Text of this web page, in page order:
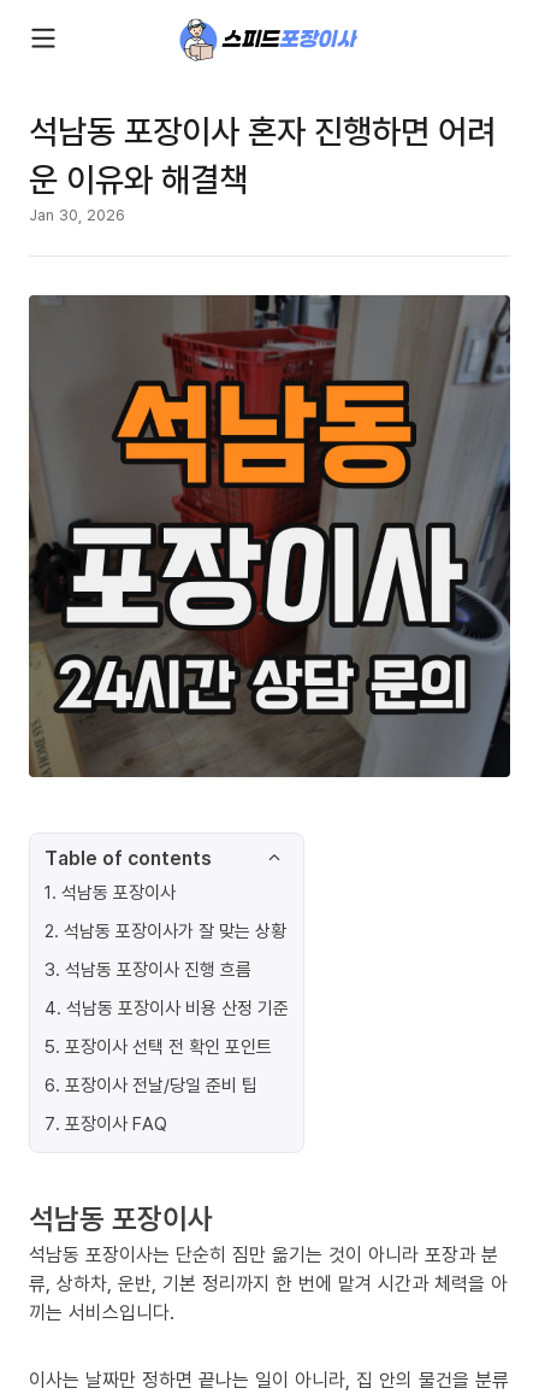
석남동 포장이사 혼자 진행하면 어려
운 이유와 해결책
Jan 30, 2026
Table of contents
1. 석남동 포장이사
2. 석남동 포장이사가 잘 맞는 상황
3. 석남동 포장이사 진행 흐름
4. 석남동 포장이사 비용 산정 기준
5. 포장이사 선택 전 확인 포인트
6. 포장이사 전날/당일 준비 팁
7. 포장이사 FAQ
석남동 포장이사
석남동 포장이사는 단순히 짐만 옮기는 것이 아니라 포장과 분
류, 상하차, 운반, 기본 정리까지 한 번에 맡겨 시간과 체력을 아
끼는 서비스입니다.
이사는 날짜만 정하면 끝나는 일이 아니라, 집 안의 물건을 분류